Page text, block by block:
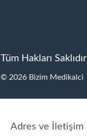
Tüm Hakları Saklıdır
© 2026 Bizim Medikalci
Adres ve İletişim